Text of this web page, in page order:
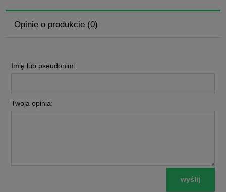
Opinie o produkcie (0)
Imię lub pseudonim:
Twoja opinia:
wyślij